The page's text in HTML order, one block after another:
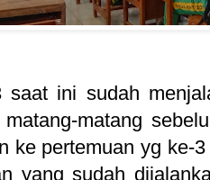
saat ini sudah
matang-matang
ke pertemuan yg ke-
yang sudah